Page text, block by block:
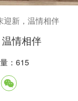
迎新，温情相伴
温情相伴
：615